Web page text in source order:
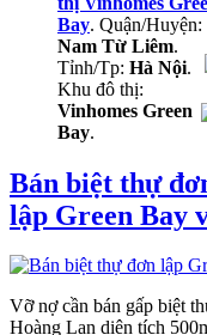
Bay. Quận/Huyện:
Nam Từ Liêm.
Tỉnh/Tp: Hà Nội.
Khu đô thị:
Vinhomes Green
Bay.
Bán biệt thự
lập Green Bay
Vỡ nợ cần bán gấp biệt
Hoàng Lan diện tích